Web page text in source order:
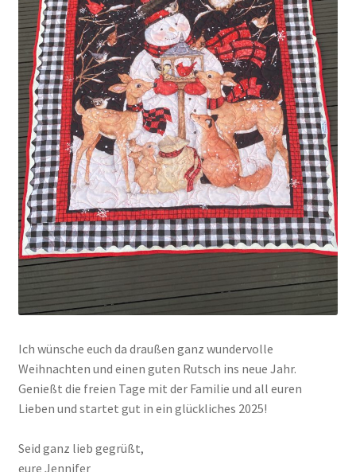
Ich wünsche euch da draußen ganz wundervolle
Weihnachten und einen guten Rutsch ins neue Jahr.
Genießt die freien Tage mit der Familie und all euren
Lieben und startet gut in ein glückliches 2025!
Seid ganz lieb gegrüßt,
eure Jennifer